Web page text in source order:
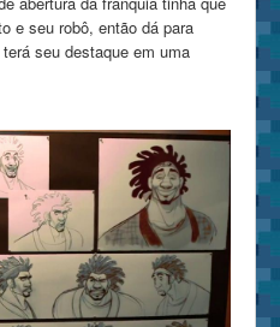
e seu robô, então dá para
seu destaque em uma